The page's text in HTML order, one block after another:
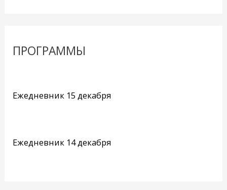
ПРОГРАММЫ
Ежедневник 15 декабря
Ежедневник 14 декабря